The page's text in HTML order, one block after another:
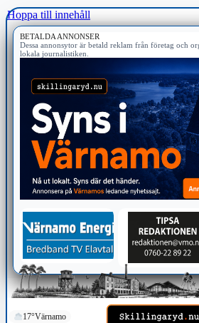
Hoppa till innehåll
BETALDA ANNONSER
Dessa annonsytor är betald reklam från företag och
lokala journalistiken.
17°Värnamo